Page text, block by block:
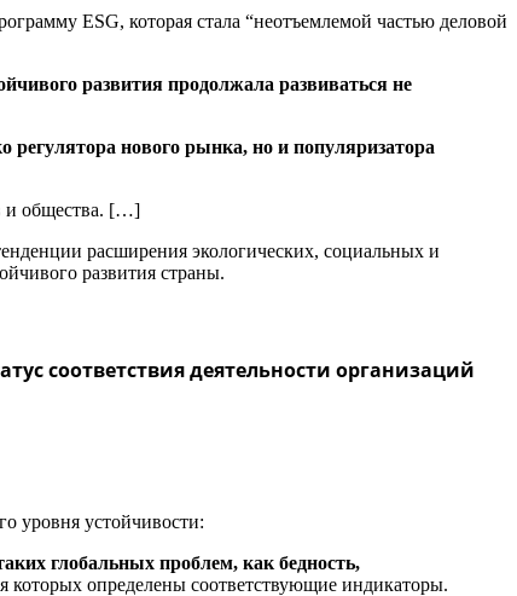
ESG, которая стала “неотъемлемой частью деловой
развития продолжала развиваться не
регулятора нового рынка, но и популяризатора
и общества. […]
расширения экологических, социальных и
развития страны.
соответствия деятельности организаций
уровня устойчивости:
глобальных проблем, как бедность,
которых определены соответствующие индикаторы.